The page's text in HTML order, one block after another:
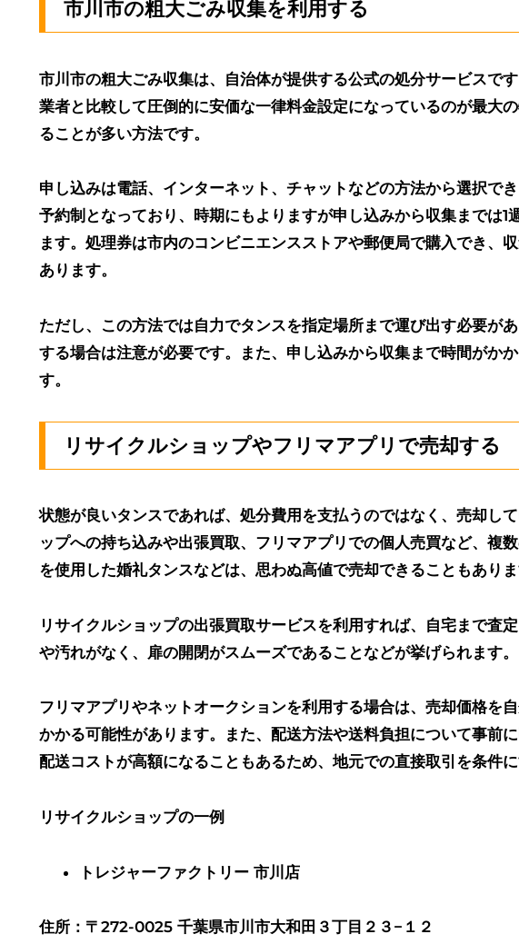
市川市の粗大ごみ収集を利用する
市川市の粗大ごみ収集は、自治体が提供する公式の処分サービスで
業者と比較して圧倒的に安価な一律料金設定になっているのが最大
ることが多い方法です。
申し込みは電話、インターネット、チャットなどの方法から選択で
予約制となっており、時期にもよりますが申し込みから収集までは
ます。処理券は市内のコンビニエンスストアや郵便局で購入でき、
あります。
ただし、この方法では自力でタンスを指定場所まで運び出す必要が
する場合は注意が必要です。また、申し込みから収集まで時間がか
す。
リサイクルショップやフリマアプリで売却する
状態が良いタンスであれば、処分費用を支払うのではなく、売却し
ップへの持ち込みや出張買取、フリマアプリでの個人売買など、複
を使用した婚礼タンスなどは、思わぬ高値で売却できることもありま
リサイクルショップの出張買取サービスを利用すれば、自宅まで査
や汚れがなく、扉の開閉がスムーズであることなどが挙げられます。
フリマアプリやネットオークションを利用する場合は、売却価格を
かかる可能性があります。また、配送方法や送料負担について事前
配送コストが高額になることもあるため、地元での直接取引を条件
リサイクルショップの一例
トレジャーファクトリー 市川店
住所：〒272-0025 千葉県市川市大和田３丁目２３−１２